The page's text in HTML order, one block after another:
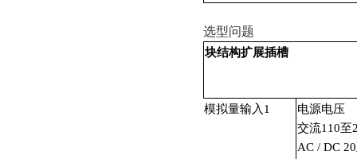
选型问题
块结构扩展插槽
模拟量输入 1
电源电压
交流110至
AC / DC 20